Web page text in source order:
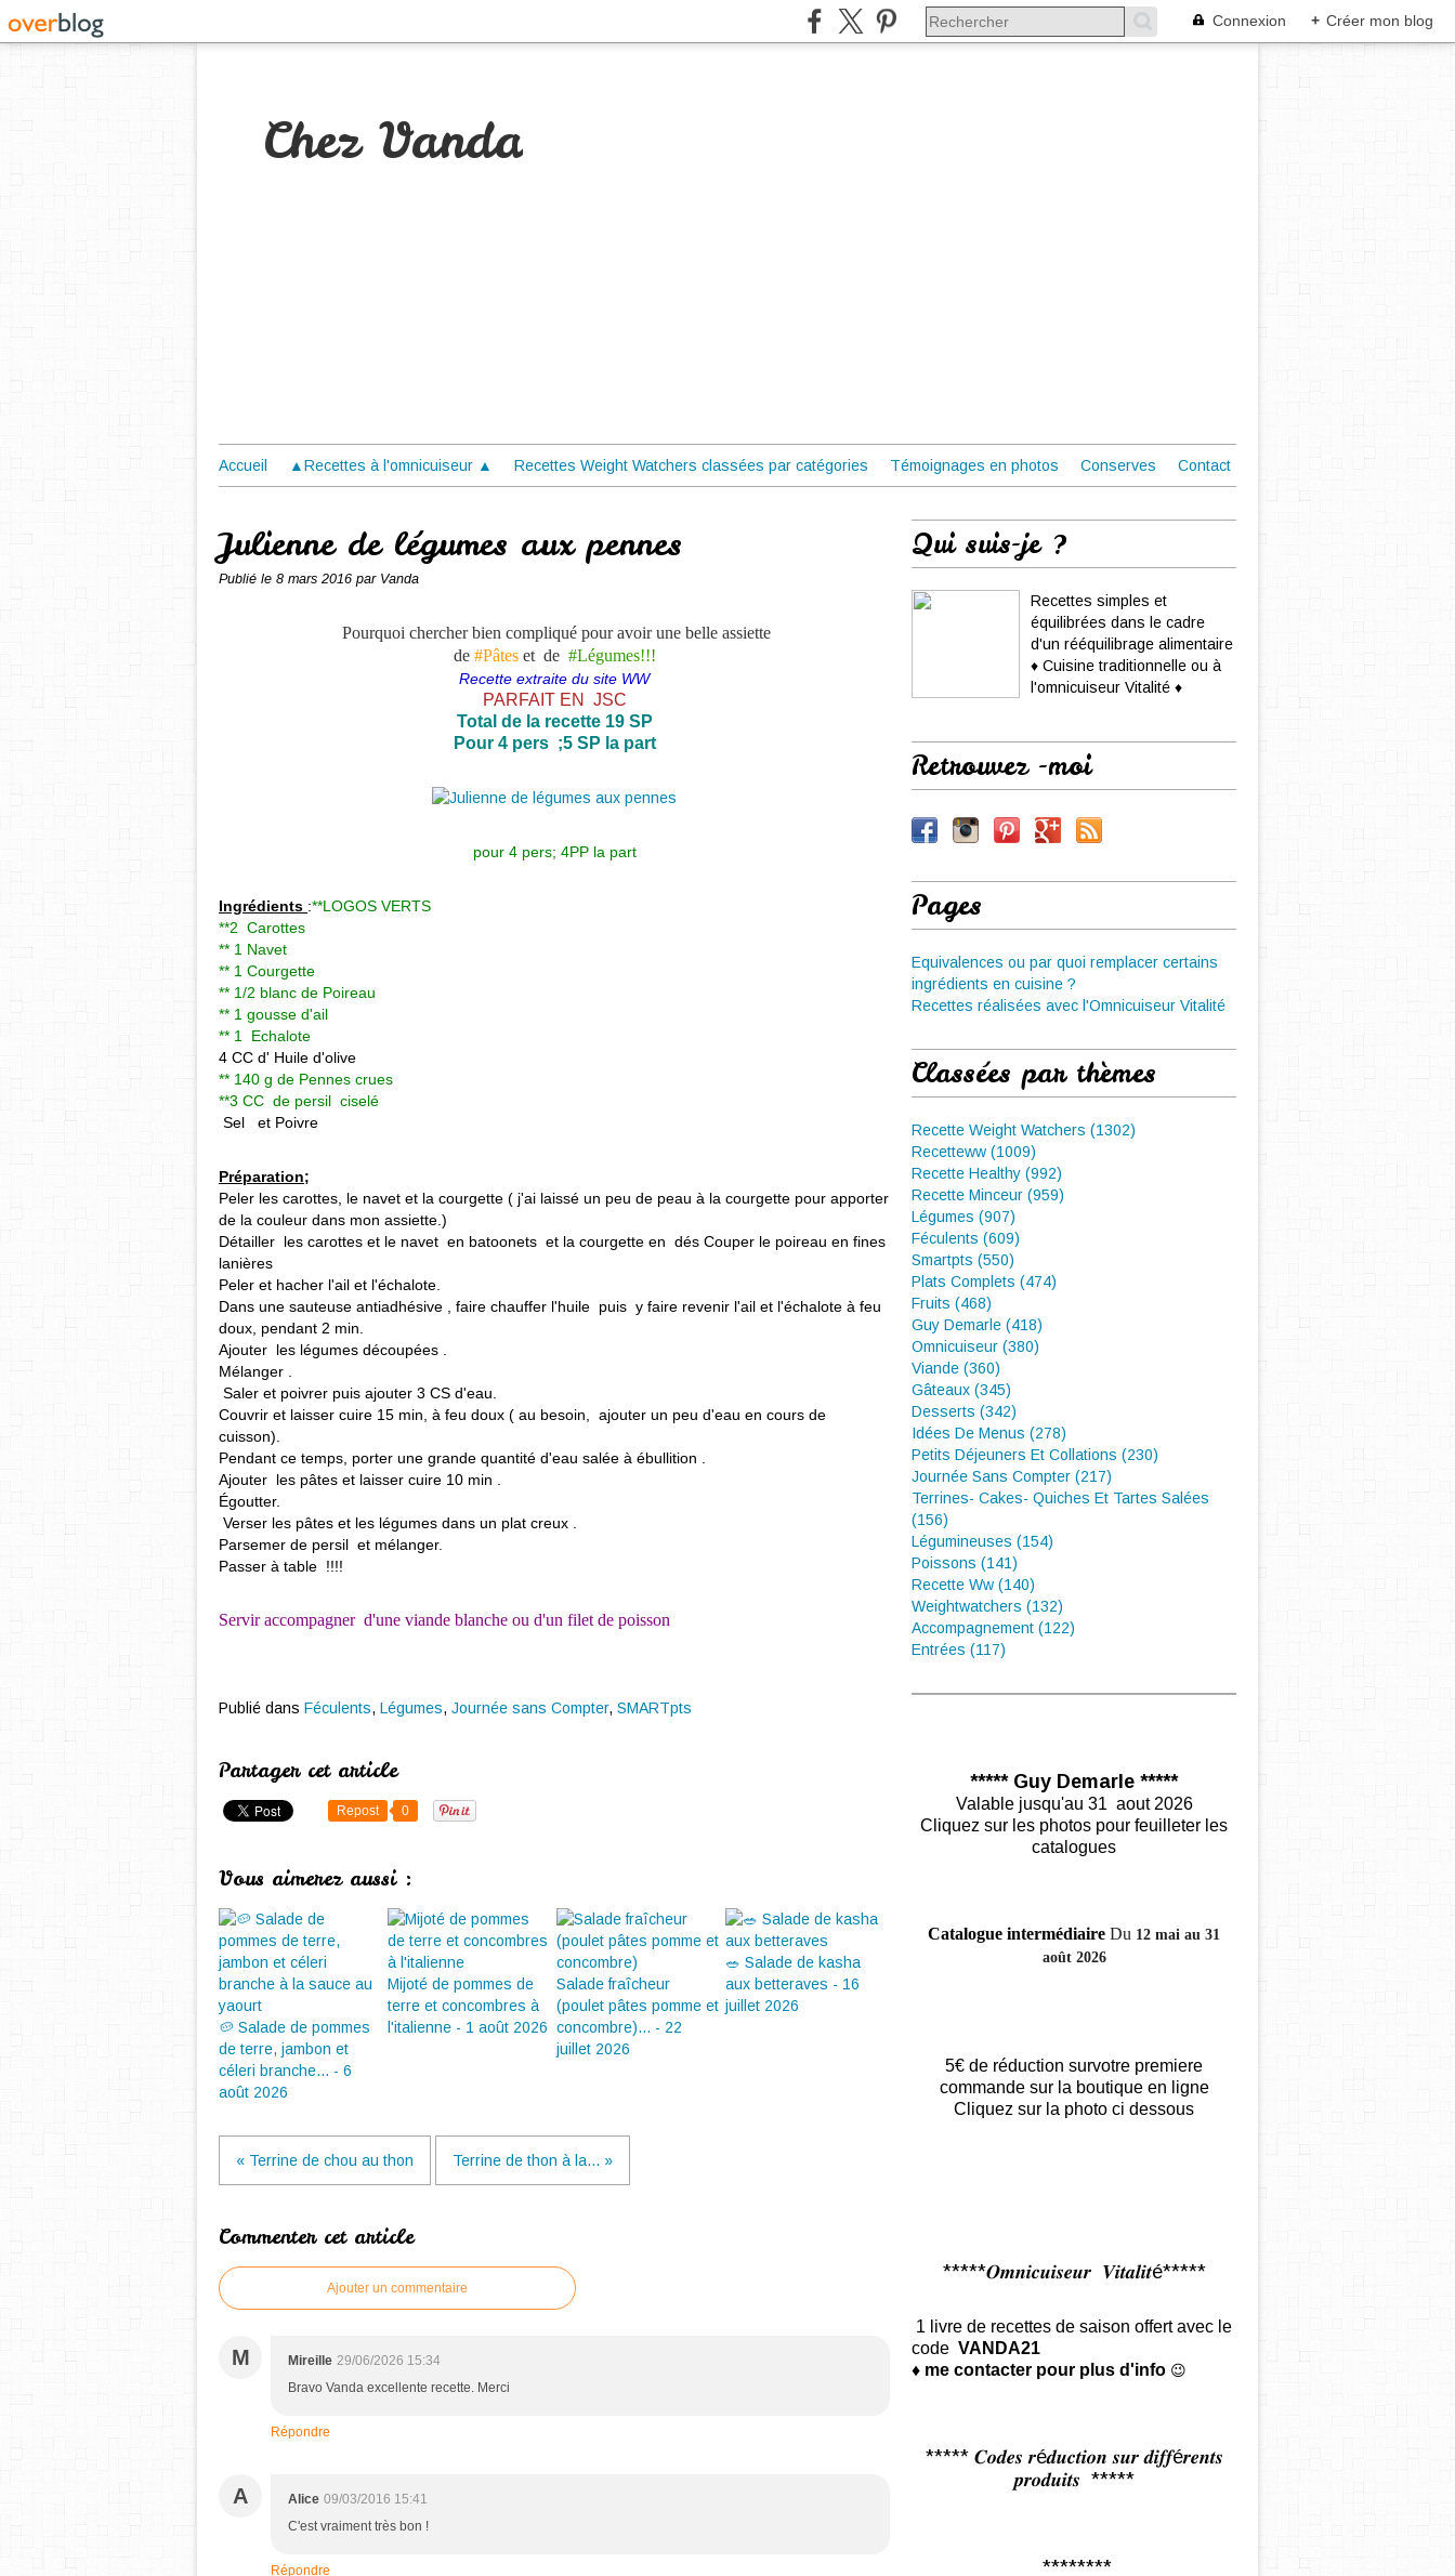
Connexion + Créer mon blog
Chez Vanda
Accueil ▲Recettes à l'omnicuiseur ▲ Recettes Weight Watchers classées par catégories Témoignages en photos Conserves Contact
Julienne de légumes aux pennes
Publié le 8 mars 2016 par Vanda
Pourquoi chercher bien compliqué pour avoir une belle assiette
de #Pâteset de #Légumes!!!
Recette extraite du site WW
PARFAIT EN JSC
Total de la recette 19 SP
Pour 4 pers ;5 SP la part
pour 4 pers; 4PP la part
Ingrédients :**LOGOS VERTS
**2 Carottes
** 1 Navet
** 1 Courgette
** 1/2 blanc de Poireau
** 1 gousse d'ail
** 1 Echalote
4 CC d' Huile d'olive
** 140 g de Pennes crues
**3 CC de persil ciselé
Sel et Poivre
Préparation;
Peler les carottes, le navet et la courgette ( j'ai laissé un peu de peau à la courgette pour apporter
de la couleur dans mon assiette.)
Détailler les carottes et le navet en batoonets et la courgette en dés Couper le poireau en fines
lanières
Peler et hacher l'ail et l'échalote.
Dans une sauteuse antiadhésive , faire chauffer l'huile puis y faire revenir l'ail et l'échalote à feu
doux, pendant 2 min.
Ajouter les légumes découpées .
Mélanger .
Saler et poivrer puis ajouter 3 CS d'eau.
Couvrir et laisser cuire 15 min, à feu doux ( au besoin, ajouter un peu d'eau en cours de
cuisson).
Pendant ce temps, porter une grande quantité d'eau salée à ébullition .
Ajouter les pâtes et laisser cuire 10 min .
Égoutter.
Verser les pâtes et les légumes dans un plat creux .
Parsemer de persil et mélanger.
Passer à table !!!!
Servir accompagner d'une viande blanche ou d'un filet de poisson
Publié dans Féculents, Légumes, Journée sans Compter, SMARTpts
Partager cet article
Repost 0
Vous aimerez aussi :
🥔 Salade de pommes
de terre, jambon et
céleri branche... - 6
août 2026
Mijoté de pommes de
terre et concombres à
l'italienne - 1 août 2026
Salade fraîcheur
(poulet pâtes pomme et
concombre)... - 22
juillet 2026
🥗 Salade de kasha
aux betteraves - 16
juillet 2026
« Terrine de chou au thon Terrine de thon à la... »
Commenter cet article
Ajouter un commentaire
M Mireille 29/06/2026 15:34
Bravo Vanda excellente recette. Merci
Répondre
A Alice 09/03/2016 15:41
C'est vraiment très bon !
Répondre
Qui suis-je ?
Recettes simples et
équilibrées dans le cadre
d'un rééquilibrage alimentaire
♦ Cuisine traditionnelle ou à
l'omnicuiseur Vitalité ♦
Retrouvez -moi
Pages
Equivalences ou par quoi remplacer certains
ingrédients en cuisine ?
Recettes réalisées avec l'Omnicuiseur Vitalité
Classées par thèmes
Recette Weight Watchers (1302)
Recetteww (1009)
Recette Healthy (992)
Recette Minceur (959)
Légumes (907)
Féculents (609)
Smartpts (550)
Plats Complets (474)
Fruits (468)
Guy Demarle (418)
Omnicuiseur (380)
Viande (360)
Gâteaux (345)
Desserts (342)
Idées De Menus (278)
Petits Déjeuners Et Collations (230)
Journée Sans Compter (217)
Terrines- Cakes- Quiches Et Tartes Salées
(156)
Légumineuses (154)
Poissons (141)
Recette Ww (140)
Weightwatchers (132)
Accompagnement (122)
Entrées (117)
***** Guy Demarle *****
Valable jusqu'au 31 aout 2026
Cliquez sur les photos pour feuilleter les
catalogues
Catalogue intermédiaire Du 12 mai au 31
août 2026
5€ de réduction survotre premiere
commande sur la boutique en ligne
Cliquez sur la photo ci dessous
*****𝑶𝒎𝒏𝒊𝒄𝒖𝒊𝒔𝒆𝒖𝒓 𝑽𝒊𝒕𝒂𝒍𝒊𝒕é*****
1 livre de recettes de saison offertavec le
code VANDA21
♦ me contacter pour plus d'info 😉
***** 𝑪𝒐𝒅𝒆𝒔 𝒓é𝒅𝒖𝒄𝒕𝒊𝒐𝒏 𝒔𝒖𝒓 𝒅𝒊𝒇𝒇é𝒓𝒆𝒏𝒕𝒔
𝒑𝒓𝒐𝒅𝒖𝒊𝒕𝒔 *****
********